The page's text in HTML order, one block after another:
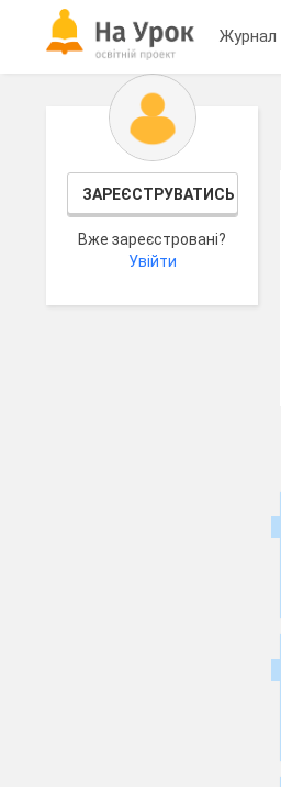
Журнал
ЗАРЕЄСТРУВАТИСЬ
Вже зареєстровані?
Увійти